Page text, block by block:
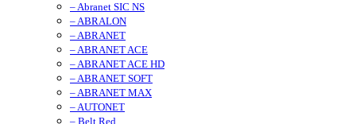
– Abranet SIC NS
– ABRALON
– ABRANET
– ABRANET ACE
– ABRANET ACE HD
– ABRANET SOFT
– ABRANET MAX
– AUTONET
– Belt Red